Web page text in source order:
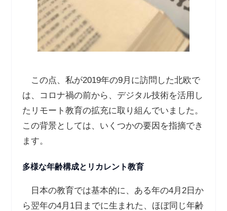
この点、私が2019年の9月に訪問した北欧で
は、コロナ禍の前から、デジタル技術を活用し
たリモート教育の拡充に取り組んでいました。
この背景としては、いくつかの要因を指摘でき
ます。
多様な年齢構成とリカレント教育
日本の教育では基本的に、ある年の4月2日か
ら翌年の4月1日までに生まれた、ほぼ同じ年齢